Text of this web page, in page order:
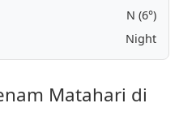
N (6°)
Night
Matahari di